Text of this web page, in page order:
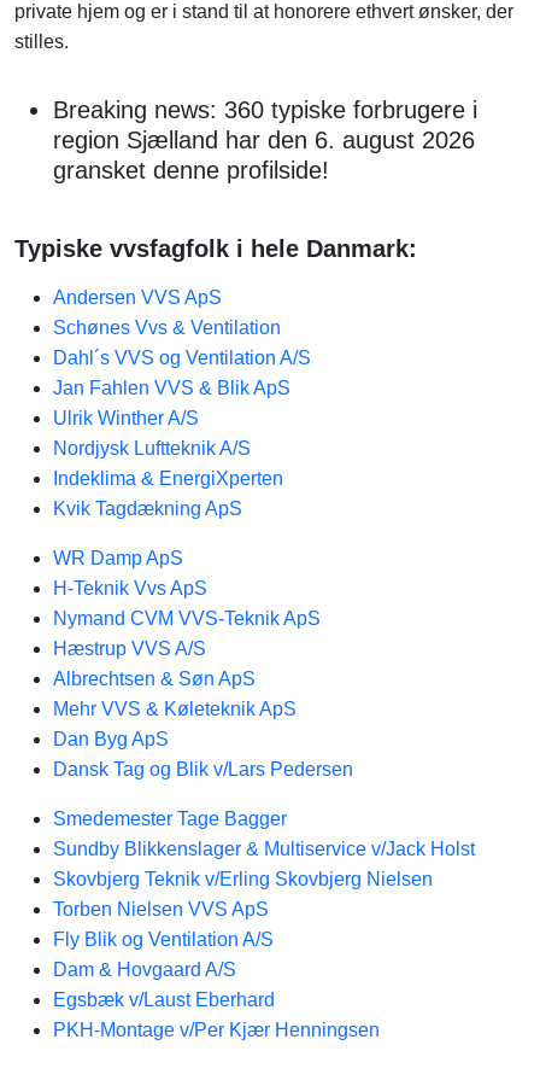
private hjem og er i stand til at honorere ethvert ønsker, der
stilles.
Breaking news: 360 typiske forbrugere i
region Sjælland har den 6. august 2026
gransket denne profilside!
Typiske vvsfagfolk i hele Danmark:
Andersen VVS ApS
Schønes Vvs & Ventilation
Dahl´s VVS og Ventilation A/S
Jan Fahlen VVS & Blik ApS
Ulrik Winther A/S
Nordjysk Luftteknik A/S
Indeklima & EnergiXperten
Kvik Tagdækning ApS
WR Damp ApS
H-Teknik Vvs ApS
Nymand CVM VVS-Teknik ApS
Hæstrup VVS A/S
Albrechtsen & Søn ApS
Mehr VVS & Køleteknik ApS
Dan Byg ApS
Dansk Tag og Blik v/Lars Pedersen
Smedemester Tage Bagger
Sundby Blikkenslager & Multiservice v/Jack Holst
Skovbjerg Teknik v/Erling Skovbjerg Nielsen
Torben Nielsen VVS ApS
Fly Blik og Ventilation A/S
Dam & Hovgaard A/S
Egsbæk v/Laust Eberhard
PKH-Montage v/Per Kjær Henningsen